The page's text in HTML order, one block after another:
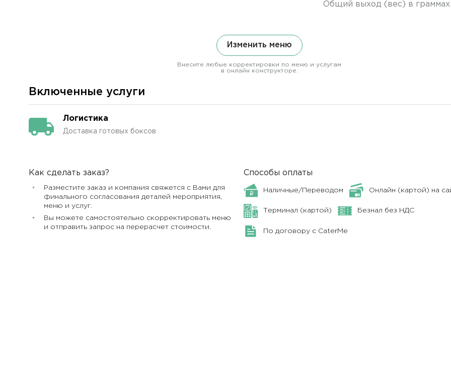
Общий выход (вес) в
Изменить меню
Внесите любые корректировки по меню и услугам
в онлайн конструкторе.
Включенные услуги
Логистика
Доставка готовых боксов
Как сделать заказ?
Разместите заказ и компания свяжется с Вами для
финального согласования деталей мероприятия,
меню и услуг.
Вы можете самостоятельно скорректировать меню
и отправить запрос на перерасчет стоимости.
Способы оплаты
Наличные/Переводом Онлайн (картой) на
Терминал (картой) Безнал без НДС
По договору с CaterMe